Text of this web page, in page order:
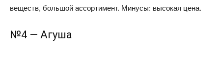
веществ, большой ассортимент. Минусы: высокая цена.
№4 — Агуша